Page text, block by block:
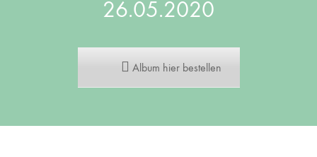
26.05.2020
Album hier bestellen